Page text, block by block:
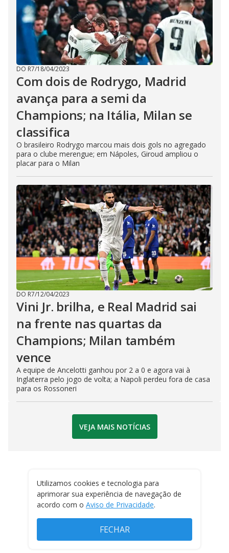
DO R7/18/04/2023
Com dois de Rodrygo, Madrid
avança para a semi da
Champions; na Itália, Milan se
classifica
O brasileiro Rodrygo marcou mais dois gols no agregado
para o clube merengue; em Nápoles, Giroud ampliou o
placar para o Milan
DO R7/12/04/2023
Vini Jr. brilha, e Real Madrid sai
na frente nas quartas da
Champions; Milan também
vence
A equipe de Ancelotti ganhou por 2 a 0 e agora vai à
Inglaterra pelo jogo de volta; a Napoli perdeu fora de casa
para os Rossoneri
VEJA MAIS NOTÍCIAS
Utilizamos cookies e tecnologia para
aprimorar sua experiência de navegação de
acordo com o Aviso de Privacidade.
FECHAR